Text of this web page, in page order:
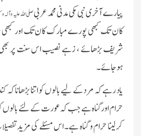
پیارے آخری نبی مکی مدنی محمد عربیصلی اللہ علیہ وآلہ
کان تک کبھی پورے مبارک کان تک اور
شریف بڑھائے ، زہے نصیب اس سنت پر
ہوجائے۔
یاد رہے کہ مرد کے لیے بالوں کو اتنا بڑھانا
حرام اور گناہ ہے جب کہ عورت کے لئے
کرلینا حرام و گناہ ہے۔ اس مسئلے کی مزید